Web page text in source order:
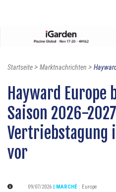
Startseite> Marktnachrichten >
Hayward
Saison 2026-
Vertriebstagung
vor
09/07/2026 | MARCHÉ : Europe